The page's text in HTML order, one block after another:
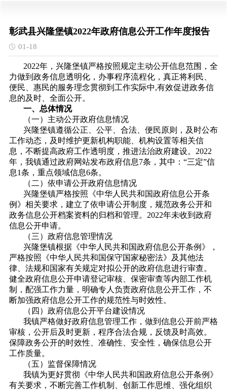
彰武县兴隆堡镇2022年政府信息公开工作年度报告
01-18
2022年，兴隆堡镇严格按照规定主动公开信息范围，全
力做到政务信息透明化，办事程序流程化，真正将利民、
便民、惠民的服务理念贯彻到工作实际中,有效促进政务信
息的及时、全面公开。
一、总体情况
（一）主动公开政府信息情况
兴隆堡镇遵循公正、公平、合法、便民原则，及时公布
工作动态，及时维护更新机构职能、机构设置等相关信
息，不断提高政府工作透明度，推进法治政府建设。2022
年，我镇通过政府网站发布政府信息7条，其中：“三定”信
息1条，重点领域信息6条。
（二）依申请公开政府信息情况
兴隆堡镇严格按照《中华人民共和国政府信息公开条
例》相关要求，建立了依申请公开制度，规范政务公开和
政务信息公开档案资料的归档和管理。2022年未收到政府
信息公开申请。
（三）政府信息管理情况
兴隆堡镇根据《中华人民共和国政府信息公开条例》，
严格按照《中华人民共和国保守国家秘密法》及其他法
律、法规和国家有关规定对拟公开的政府信息进行审查。
健全政府信息公开申请登记审核、保密审查等内部工作机
制，配强工作力量，明确专人负责政府信息公开工作，不
断加强政府信息公开工作的规范性与时效性。
（四）政府信息公开平台建设情况
我镇严格做好政府信息管理工作，做到信息公开前严格
审核，公开后及时更新，程序合法合规，反馈及时高效。
保障政务公开的时效性、准确性、安全性，确保信息公开
工作质量。
（五）监督保障情况
我镇为更好贯彻《中华人民共和国政府信息公开条例》
有关要求，不断完善工作机制、创新工作思维、强化组织